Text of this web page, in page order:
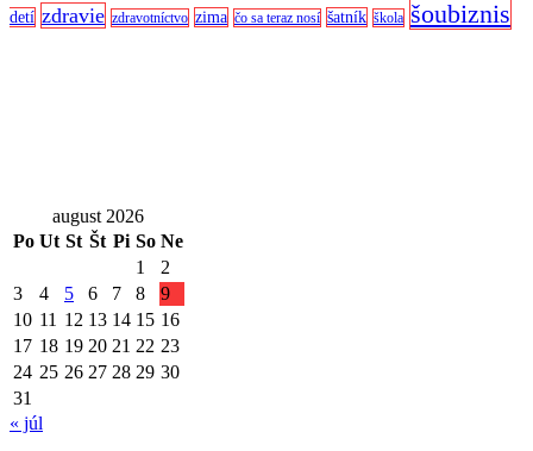
detí zdravie zdravotníctvo zima čo sa teraz nosí šatník škola šoubiznis
august 2026
Po Ut St Št Pi So Ne
1
2
3
4 5 6 7 8
9
10 11 12 13 14 15 16
17 18 19 20 21 22 23
24 25 26 27 28 29 30
31
« júl